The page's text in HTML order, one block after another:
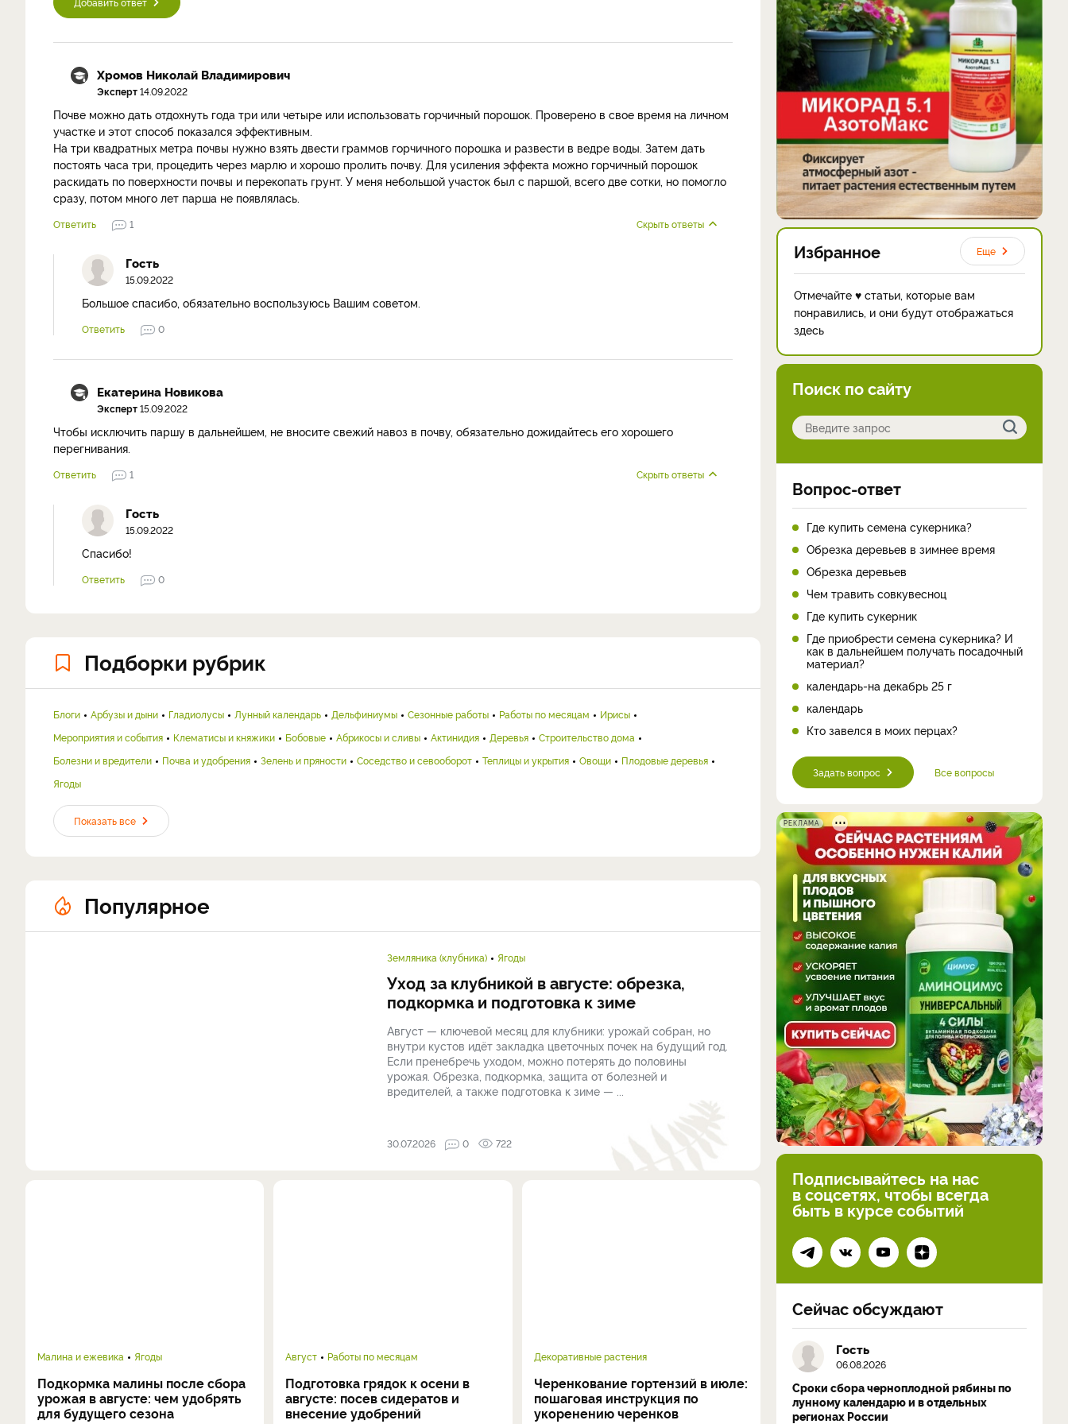
Хромов Николай Владимирович
Эксперт14.09.2022
Почве можно дать отдохнуть года три или четыре или использовать горчичный порошок. Проверено в свое время на личном
участке и этот способ показался эффективным.
На три квадратных метра почвы нужно взять двести граммов горчичного порошка и развести в ведре воды. Затем дать
постоять часа три, процедить через марлю и хорошо пролить почву. Для усиления эффекта можно горчичный порошок
раскидать по поверхности почвы и перекопать грунт. У меня небольшой участок был с паршой, всего две сотки, но помогло
сразу, потом много лет парша не появлялась.
Ответить 1 Скрыть ответы
Гость
15.09.2022
Большое спасибо, обязательно воспользуюсь Вашим советом.
Ответить 0
Екатерина Новикова
Эксперт15.09.2022
Чтобы исключить паршу в дальнейшем, не вносите свежий навоз в почву, обязательно дожидайтесь его хорошего
перегнивания.
Ответить 1 Скрыть ответы
Гость
15.09.2022
Спасибо!
Ответить 0
Подборки рубрик
Блоги Арбузы и дыни Гладиолусы Лунный календарь Дельфиниумы Сезонные работы Работы по месяцам
Ирисы
Мероприятия и события
Клематисы и княжики Бобовые Абрикосы и сливы Актинидия Деревья
Строительство дома
Болезни и вредители
Почва и удобрения Зелень и пряности Соседство и севооборот Теплицы и укрытия Овощи
Плодовые деревья
Ягоды
Показать все
Популярное
Земляника (клубника) Ягоды
Уход за клубникой в августе: обрезка,
подкормка и подготовка к зиме
Август — ключевой месяц для клубники: урожай собран, но
внутри кустов идёт закладка цветочных почек на будущий год.
Если пренебречь уходом, можно потерять до половины
урожая. Обрезка, подкормка, защита от болезней и
вредителей, а также подготовка к зиме — ...
30.07.2026 0 722
Малина и ежевика Ягоды
Подкормка малины после сбора
урожая в августе: чем удобрять
для будущего сезона
Август Работы по месяцам
Подготовка грядок к осени в
августе: посев сидератов и
внесение удобрений
Декоративные растения
Черенкование гортензий в июле:
пошаговая инструкция по
укоренению черенков
Избранное Еще
Отмечайте ♥ статьи, которые вам
понравились, и они будут отображаться
здесь
Поиск по сайту
Вопрос-ответ
Где купить семена сукерника?
Обрезка деревьев в зимнее время
Обрезка деревьев
Чем травить совкувесноц
Где купить сукерник
Где приобрести семена сукерника? И
как в дальнейшем получать посадочный
материал?
календарь-на декабрь 25 г
календарь
Кто завелся в моих перцах?
Задать вопрос Все вопросы
РЕКЛАМА
Подписывайтесь на нас
в соцсетях, чтобы всегда
быть в курсе событий
Сейчас обсуждают
Гость
06.08.2026
Сроки сбора черноплодной рябины по
лунному календарю и в отдельных
регионах России